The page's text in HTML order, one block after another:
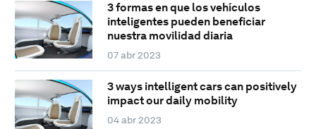
3 formas en que los vehículos
inteligentes pueden beneficiar
nuestra movilidad diaria
07 abr 2023
3 ways intelligent cars can positively
impact our daily mobility
04 abr 2023